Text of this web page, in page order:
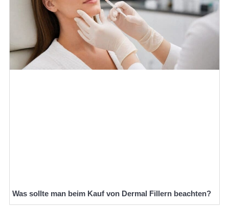
Was sollte man beim Kauf von Dermal Fillern beachten?